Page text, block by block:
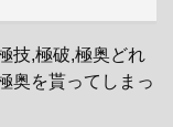
技,極破,極奥どれ
奥を貰ってしまっ